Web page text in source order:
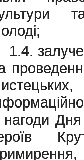
1.4.
нагоди Дня